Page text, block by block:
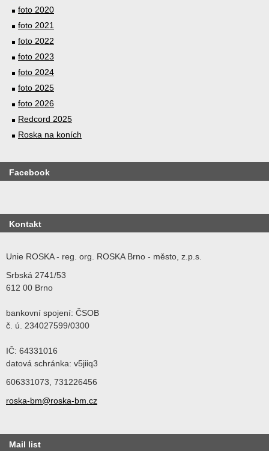
foto 2020
foto 2021
foto 2022
foto 2023
foto 2024
foto 2025
foto 2026
Redcord 2025
Roska na koních
Facebook
Kontakt
Unie ROSKA - reg. org. ROSKA Brno - město, z.p.s.
Srbská 2741/53
612 00 Brno
bankovní spojení: ČSOB
č. ú. 234027599/0300
IČ: 64331016
datová schránka: v5jiiq3
606331073, 731226456
roska-bm@roska-bm.cz
Mail list